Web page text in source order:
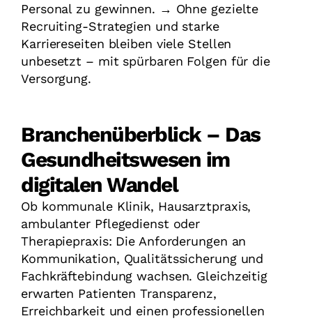
Personal zu gewinnen. → Ohne gezielte
Recruiting-Strategien und starke
Karriereseiten bleiben viele Stellen
unbesetzt – mit spürbaren Folgen für die
Versorgung.
Branchenüberblick – Das
Gesundheitswesen im
digitalen Wandel
Ob kommunale Klinik, Hausarztpraxis,
ambulanter Pflegedienst oder
Therapiepraxis: Die Anforderungen an
Kommunikation, Qualitätssicherung und
Fachkräftebindung wachsen. Gleichzeitig
erwarten Patienten Transparenz,
Erreichbarkeit und einen professionellen